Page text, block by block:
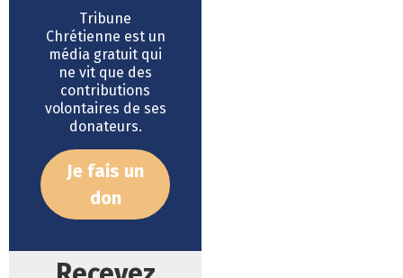
Tribune
Chrétienne est un
média gratuit qui
ne vit que des
contributions
volontaires de ses
donateurs.
Je fais un
don